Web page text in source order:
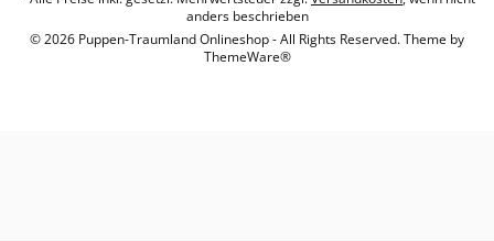
anders beschrieben
© 2026 Puppen-Traumland Onlineshop - All Rights Reserved. Theme by
ThemeWare®